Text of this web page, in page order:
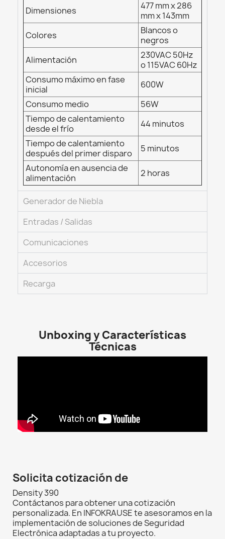
Dimensiones
477 mm x 286
mm x 143mm
Colores
Blancos o
negros
Alimentación
230VAC 50Hz
o 115VAC 60Hz
Consumo máximo en fase
inicial
600W
Consumo medio
56W
Tiempo de calentamiento
desde el frío
44 minutos
Tiempo de calentamiento
después del primer disparo
5 minutos
Autonomía en ausencia de
alimentación
2 horas
Generador de Niebla
Entradas / Salidas
Comunicaciones
Accesorios
Recarga
Unboxing y Características
Técnicas
Solicita cotización de
Density 390
Contáctanos para obtener una cotización
personalizada. En INFOKRAUSE te asesoramos en la
implementación de soluciones de Seguridad
Electrónica adaptadas a tu proyecto.